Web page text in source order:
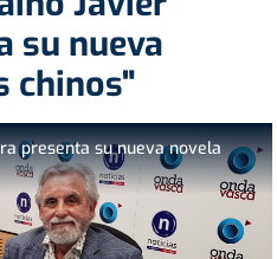
su nueva
chinos"
presenta su nueva novela